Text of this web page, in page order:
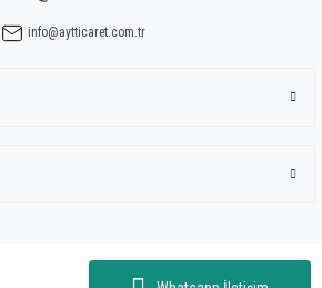
info@aytticaret.com.tr